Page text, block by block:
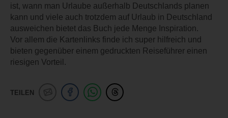
ist, wann man Urlaube außerhalb Deutschlands planen
kann und viele auch trotzdem auf Urlaub in Deutschland
ausweichen bietet das Buch jede Menge Inspiration.
Vor allem die Kartenlinks finde ich super hilfreich und
bieten gegenüber einem gedruckten Reiseführer einen
riesigen Vorteil.
TEILEN